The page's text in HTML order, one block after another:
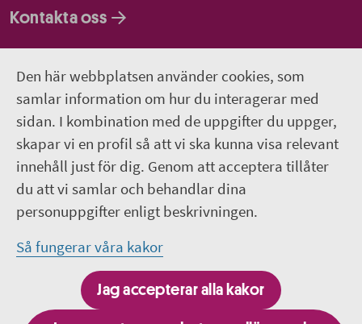
Den här webbplatsen använder cookies, som
samlar information om hur du interagerar med
sidan. I kombination med de uppgifter du uppger,
skapar vi en profil så att vi ska kunna visa relevant
innehåll just för dig. Genom att acceptera tillåter
du att vi samlar och behandlar dina
personuppgifter enligt beskrivningen.
Så fungerar våra kakor
Jag accepterar alla kakor
Kontakta oss
Om webbplatsen
018-611 00 00
region.uppsala@regionuppsala.se
Genvägar
För personal i Region Uppsala
It-system och e-tjänster